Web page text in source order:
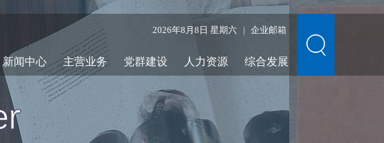
2026年8月8日 星期六 企业邮箱
新闻中心 主营业务 党群建设 人力资源 综合发展